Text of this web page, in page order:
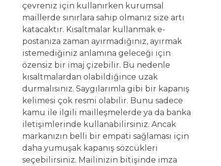
çevreniz için kullanırken kurumsal
maillerde sınırlara sahip olmanız size artı
katacaktır. Kısaltmalar kullanmak e-
postanıza zaman ayırmadığınız, ayırmak
istemediğiniz anlamına geleceği için
özensiz bir imaj çizebilir. Bu nedenle
kısaltmalardan olabildiğince uzak
durmalısınız. Saygılarımla gibi bir kapanış
kelimesi çok resmi olabilir. Bunu sadece
kamu ile ilgili mailleşmelerde ya da banka
iletişimlerinde kullanabilirsiniz. Ancak
markanızın belli bir empati sağlaması için
daha yumuşak kapanış sözcükleri
seçebilirsiniz. Mailinizin bitişinde imza